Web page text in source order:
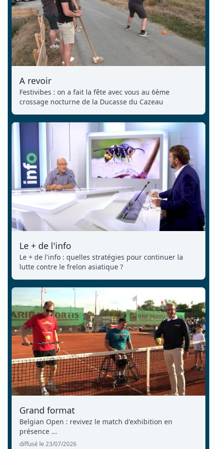
A revoir
Festivibes : on a fait la fête avec vous au 6ème
crossage nocturne de la Ducasse du Cazeau
Le + de l'info
Le + de l'info : quelles stratégies pour continuer la
lutte contre le frelon asiatique ?
Grand format
Belgian Open : revivez le match d'exhibition en
présence ...
diffusé le 23/07/2026